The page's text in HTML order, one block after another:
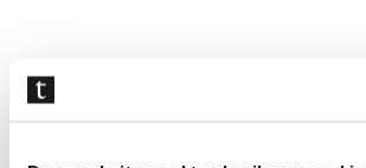
overslaan